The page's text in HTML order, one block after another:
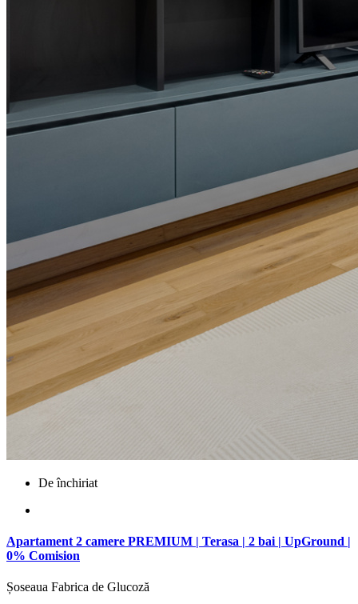
De închiriat
Apartament 2 camere PREMIUM | Terasa | 2 bai | UpGround |
0% Comision
Șoseaua Fabrica de Glucoză